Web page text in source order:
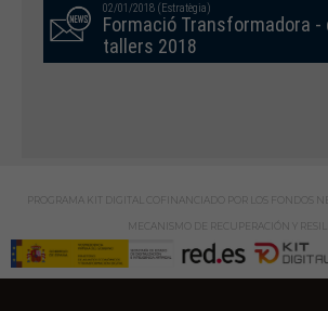
02/01/2018 (Estratègia)
Formació Transformadora -
tallers 2018
PROGRAMA KIT DIGITAL COFINANCIADO POR LOS FONDOS
MECANISMO DE RECUPERACIÓN Y